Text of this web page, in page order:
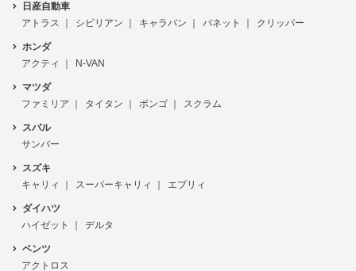
日産自動車
アトラス
シビリアン キャラバン バネット クリッパー
ホンダ
アクティ
N-VAN
マツダ
ファミリア
タイタン ボンゴ スクラム
スバル
サンバー
スズキ
キャリィ
スーパーキャリィ エブリィ
ダイハツ
ハイゼット
デルタ
ベンツ
アクトロス